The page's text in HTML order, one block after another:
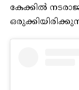
കേക്കിൽ